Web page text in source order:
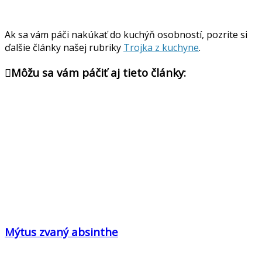
Ak sa vám páči nakúkať do kuchýň osobností, pozrite si
ďalšie články našej rubriky Trojka z kuchyne.
Môžu sa vám páčiť aj tieto články:
Mýtus zvaný absinthe